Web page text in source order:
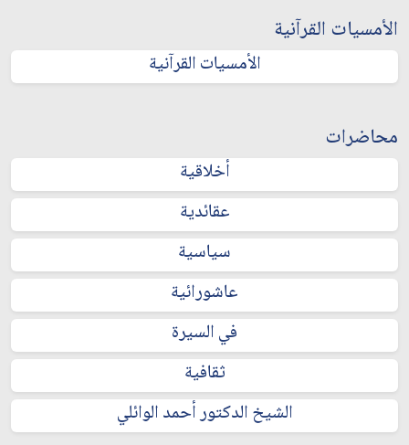
الأمسيات القرآنية
الأمسيات القرآنية
محاضرات
أخلاقية
عقائدية
سياسية
عاشورائية
في السيرة
ثقافية
الشيخ الدكتور أحمد الوائلي